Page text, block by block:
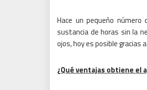
Hace un pequeño
sustancia de horas sin la
ojos, hoy es posible gracias
¿Qué ventajas obtiene el